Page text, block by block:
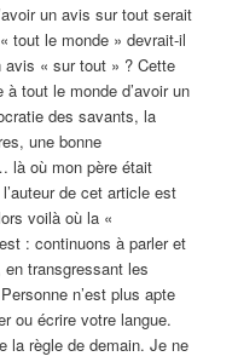
un avis sur tout serait
tout le monde » devrait-il
avis « sur tout » ? Cette
tout le monde d’avoir un
des savants, la
une bonne
là où mon père était
de cet article est
voilà où la «
: continuons à parler et
transgressant les
n’est plus apte
ou écrire votre langue.
la règle de demain. Je ne